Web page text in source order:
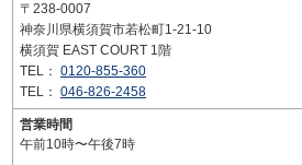
〒238-0007
神奈川県横須賀市若松町1-21-10
横須賀 EAST COURT 1階
TEL： 0120-855-360
TEL： 046-826-2458
営業時間
午前10時〜午後7時